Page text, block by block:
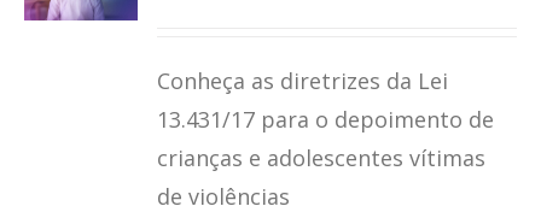
Conheça as diretrizes da Lei
13.431/17 para o depoimento de
crianças e adolescentes vítimas
de violências